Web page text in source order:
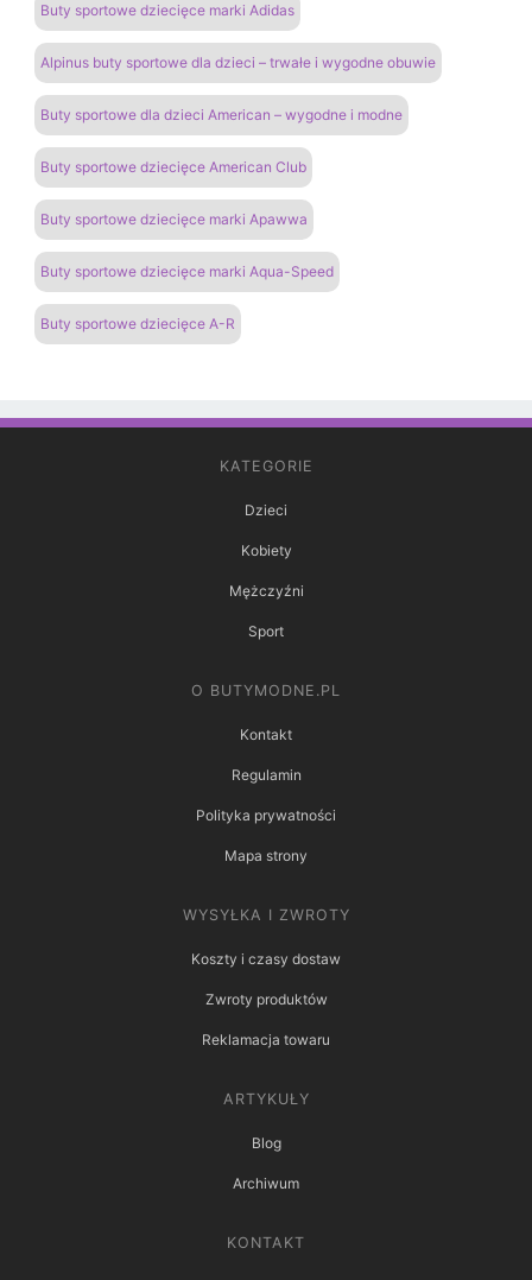
Buty sportowe dziecięce marki Adidas
Alpinus buty sportowe dla dzieci – trwałe i wygodne obuwie
Buty sportowe dla dzieci American – wygodne i modne
Buty sportowe dziecięce American Club
Buty sportowe dziecięce marki Apawwa
Buty sportowe dziecięce marki Aqua-Speed
Buty sportowe dziecięce A-R
KATEGORIE
Dzieci
Kobiety
Mężczyźni
Sport
O BUTYMODNE.PL
Kontakt
Regulamin
Polityka prywatności
Mapa strony
WYSYŁKA I ZWROTY
Koszty i czasy dostaw
Zwroty produktów
Reklamacja towaru
ARTYKUŁY
Blog
Archiwum
KONTAKT